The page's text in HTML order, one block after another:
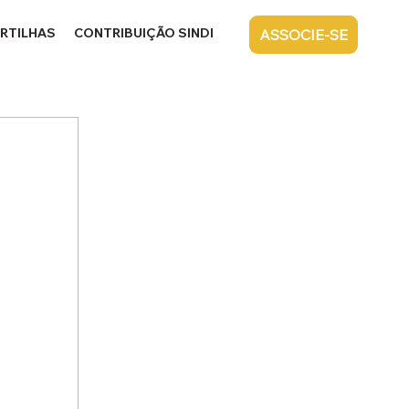
CONTRIBUIÇÃO SINDICAL CONTATO
ASSOCIE-SE